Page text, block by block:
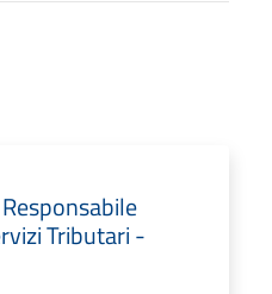
Tributari -